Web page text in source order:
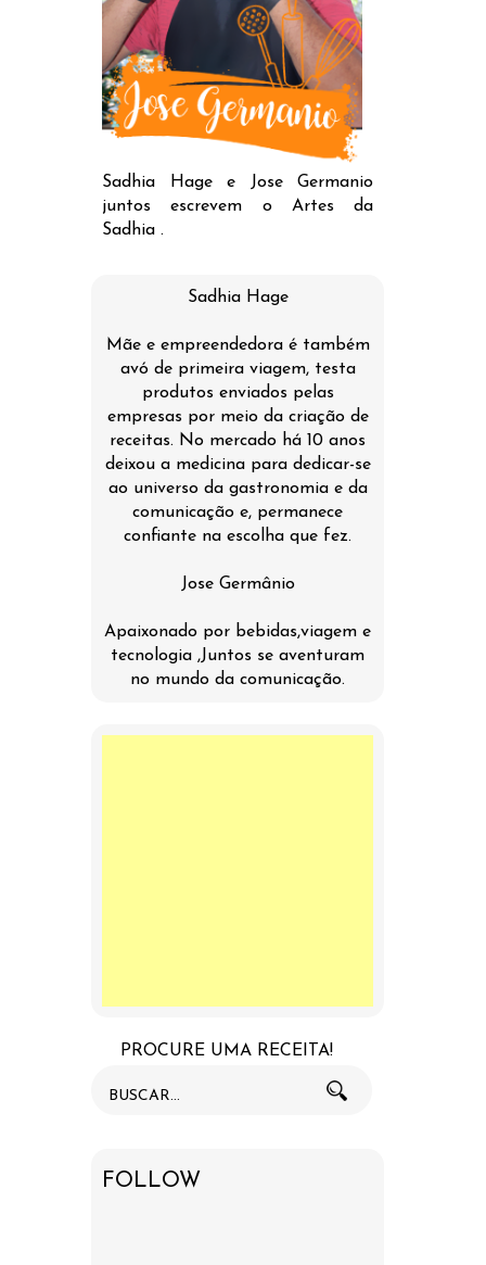
Sadhia Hage e Jose Germanio
juntos escrevem o Artes da
Sadhia .
Sadhia Hage
Mãe e empreendedora é também
avó de primeira viagem, testa
produtos enviados pelas
empresas por meio da criação de
receitas. No mercado há 10 anos
deixou a medicina para dedicar-se
ao universo da gastronomia e da
comunicação e, permanece
confiante na escolha que fez.
Jose Germânio
Apaixonado por bebidas,viagem e
tecnologia ,Juntos se aventuram
no mundo da comunicação.
PROCURE UMA RECEITA!
FOLLOW